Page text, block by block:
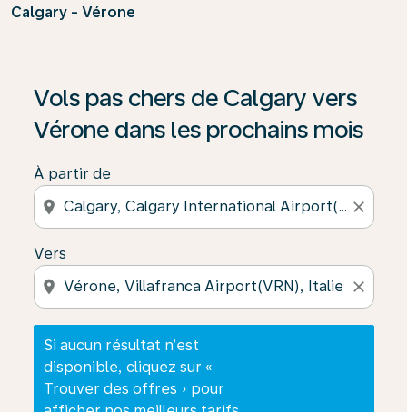
Calgary - Vérone
Vols pas chers de Calgary vers
Vérone dans les prochains mois
À partir de
location_on close
Vers
location_on close
Si aucun résultat n’est
disponible, cliquez sur «
Trouver des offres » pour
Si aucun résultat n’est disponible, cliquez sur «